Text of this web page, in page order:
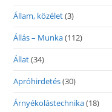
Állam, közélet(3)
Állás – Munka(112)
Állat(34)
Apróhirdetés(30)
Árnyékolástechnika(18)